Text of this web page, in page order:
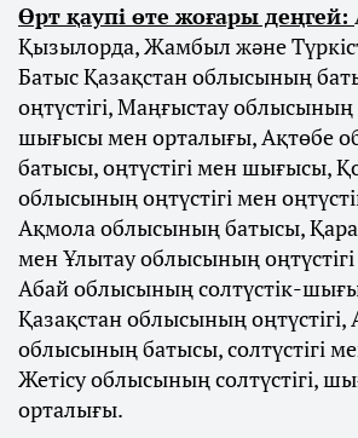
Өрт қаупі өте жоғары деңгей:
Қызылорда, Жамбыл және
Батыс Қазақстан облысының
оңтүстігі, Маңғыстау облысының
шығысы мен орталығы, Ақтөбе
батысы, оңтүстігі мен шығысы,
облысының оңтүстігі мен
Ақмола облысының батысы,
мен Ұлытау облысының
Абай облысының солтүстік-
Қазақстан облысының
облысының батысы, солтүстігі
Жетісу облысының солтүстігі,
орталығы.